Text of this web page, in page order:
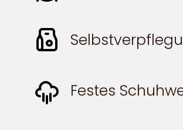
Festes